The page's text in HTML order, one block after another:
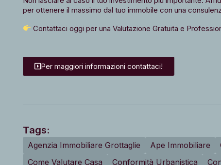
per ottenere il massimo dal tuo immobile con una
Contattaci oggi per una Valutazione Gratuita e
Per maggiori informazioni contattaci!
Tags:
Agenzia Immobiliare Grottaglie Ape Immobiliare
Come Valutare Casa
Conformità Urbanistica